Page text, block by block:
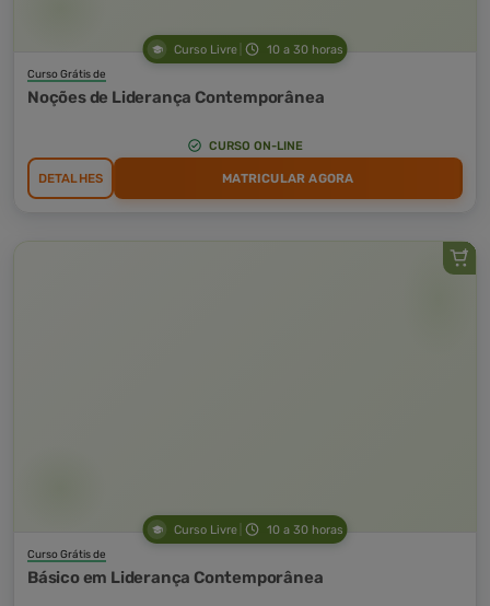
Curso Livre 10 a 30 horas
Curso Grátis de
Noções de Liderança Contemporânea
CURSO ON-LINE
DETALHES MATRICULAR AGORA
Curso Livre 10 a 30 horas
Curso Grátis de
Básico em Liderança Contemporânea